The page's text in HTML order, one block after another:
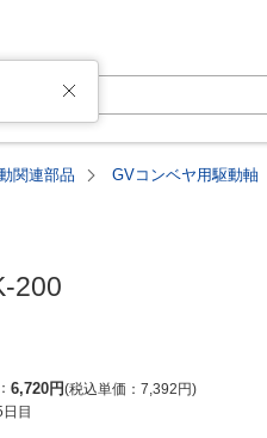
関連部品 GVコンベヤ用駆動軸
200
6,720円 税込単価 7,392円
日目